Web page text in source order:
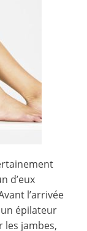
d’eux
l’arrivée
épilateur
les jambes,